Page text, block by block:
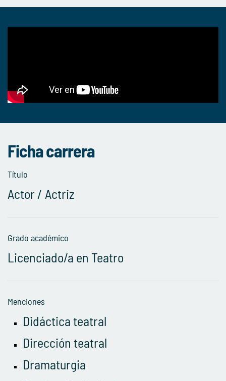
Ficha carrera
Título
Actor / Actriz
Grado académico
Licenciado/a en Teatro
Menciones
Didáctica teatral
Dirección teatral
Dramaturgia